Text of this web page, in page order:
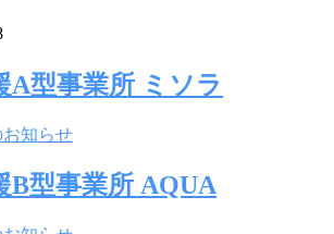
A型事業所 ミソラ
お知らせ
B型事業所 AQUA